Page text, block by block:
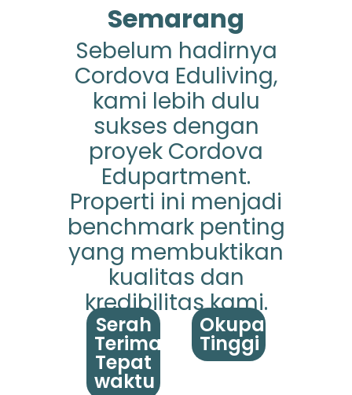
Semarang
Sebelum hadirnya
Cordova Eduliving,
kami lebih dulu
sukses dengan
proyek Cordova
Edupartment.
Properti ini menjadi
benchmark penting
yang membuktikan
kualitas dan
kredibilitas kami.
Serah
Terima
Tepat
waktu
Okupansi
Tinggi